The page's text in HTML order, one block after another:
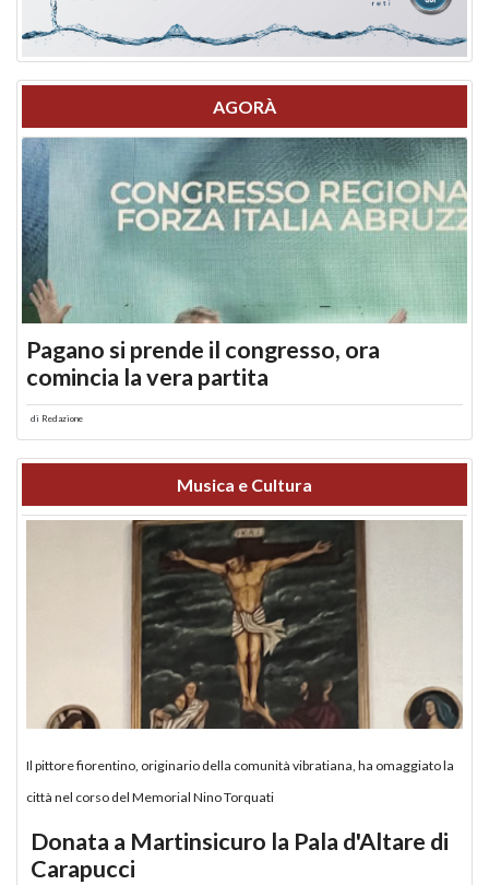
AGORÀ
Pagano si prende il congresso, ora
comincia la vera partita
di Redazione
Musica e Cultura
Il pittore fiorentino, originario della comunità vibratiana, ha omaggiato la
città nel corso del Memorial Nino Torquati
Donata a Martinsicuro la Pala d'Altare di
Carapucci